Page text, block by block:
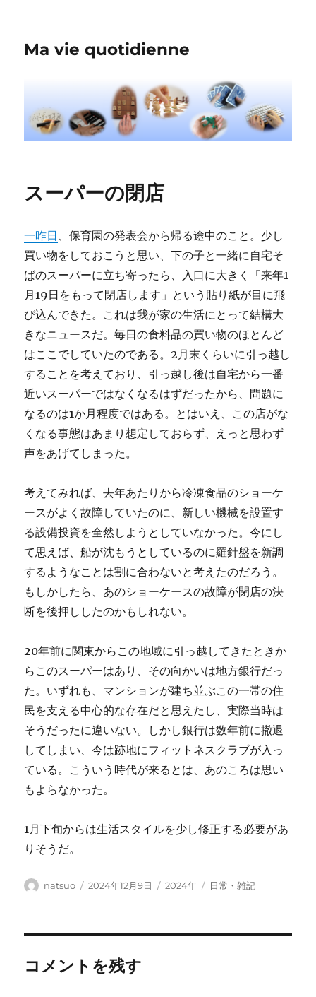
Ma vie quotidienne
スーパーの閉店
一昨日 、保育園の発表会から帰る途中のこと。少し
買い物をしておこうと思い、下の子と一緒に自宅そ
ばのスーパーに立ち寄ったら、入口に大きく「来年1
月19日をもって閉店します」という貼り紙が目に飛
び込んできた。これは我が家の生活にとって結構大
きなニュースだ。毎日の食料品の買い物のほとんど
はここでしていたのである。2月末くらいに引っ越し
することを考えており、引っ越し後は自宅から一番
近いスーパーではなくなるはずだったから、問題に
なるのは1か月程度ではある。とはいえ、この店がな
くなる事態はあまり想定しておらず、えっと思わず
声をあげてしまった。
考えてみれば、去年あたりから冷凍食品のショーケ
ースがよく故障していたのに、新しい機械を設置す
る設備投資を全然しようとしていなかった。今にし
て思えば、船が沈もうとしているのに羅針盤を新調
するようなことは割に合わないと考えたのだろう。
もしかしたら、あのショーケースの故障が閉店の決
断を後押ししたのかもしれない。
20年前に関東からこの地域に引っ越してきたときか
らこのスーパーはあり、その向かいは地方銀行だっ
た。いずれも、マンションが建ち並ぶこの一帯の住
民を支える中心的な存在だと思えたし、実際当時は
そうだったに違いない。しかし銀行は数年前に撤退
してしまい、今は跡地にフィットネスクラブが入っ
ている。こういう時代が来るとは、あのころは思い
もよらなかった。
1月下旬からは生活スタイルを少し修正する必要があ
りそうだ。
投
natsuo
投
2024年12月9日
カ
2024年
タ
日常・雑記
コメントを残す